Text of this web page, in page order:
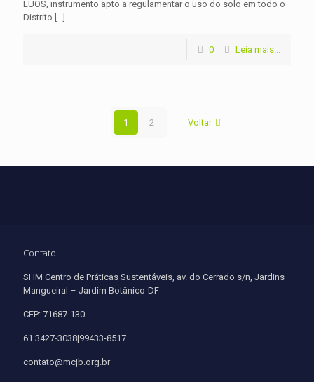
LUOS, instrumento apto a regulamentar o uso do solo em todo o
Distrito […]
0 Leia mais...
1 2 Voltar
Contato
SHM Centro de Práticas Sustentáveis, av. do Cerrado s/n, Jardins
Mangueiral – Jardim Botânico-DF
CEP: 71687-130
61 3427-3038|99433-8517
contato@mcjb.org.br